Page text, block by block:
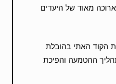
מאוד של היעדים
הקוד האתי בהובלת
ההטמעה והפיכת